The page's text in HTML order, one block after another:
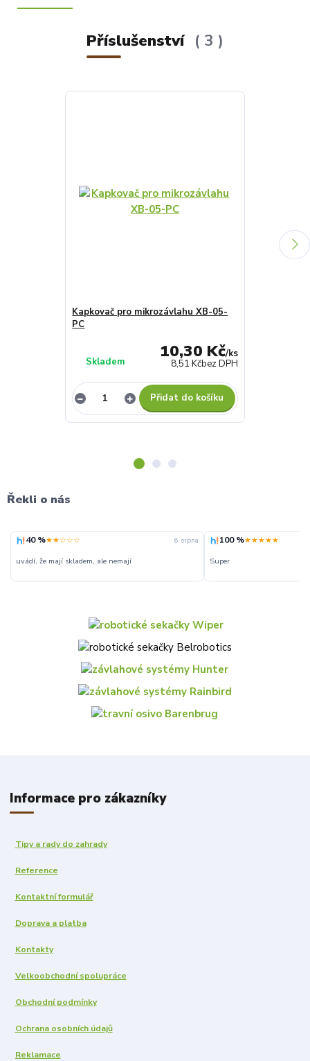
Příslušenství 3
Kapkovač pro mikrozávlahu XB-05-
PC
10,30 Kč/ks
8,51 Kčbez DPH
Skladem
Přidat do košíku
Řekli o nás
40 %★★☆☆☆ 6. srpna
uvádí, že mají skladem, ale nemají
100 %★★★★★
Super
Informace pro zákazníky
Tipy a rady do zahrady
Reference
Kontaktní formulář
Doprava a platba
Kontakty
Velkoobchodní spolupráce
Obchodní podmínky
Ochrana osobních údajů
Reklamace